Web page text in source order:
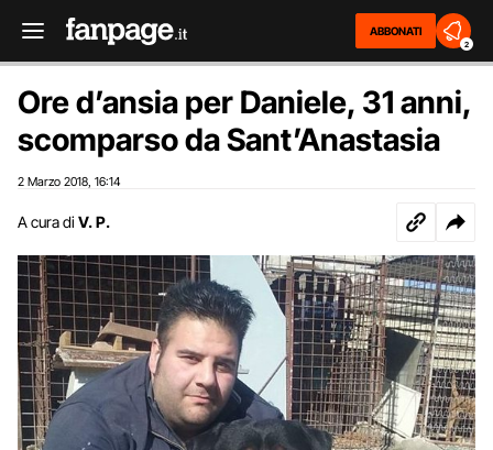
ABBONATI
2
Ore d’ansia per Daniele, 31 anni,
scomparso da Sant’Anastasia
2 Marzo 2018 16:14
A cura di V. P.